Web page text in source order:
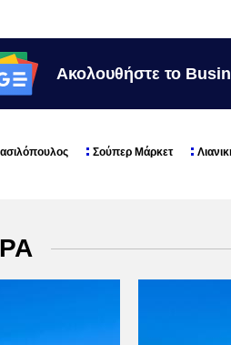
Ακολουθήστε το
Σούπερ Μάρκετ